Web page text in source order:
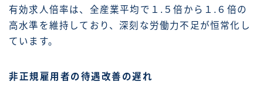
有効求人倍率は、全産業平均で１.５倍から１.６倍の
高水準を維持しており、深刻な労働力不足が恒常化し
ています。
非正規雇用者の待遇改善の遅れ